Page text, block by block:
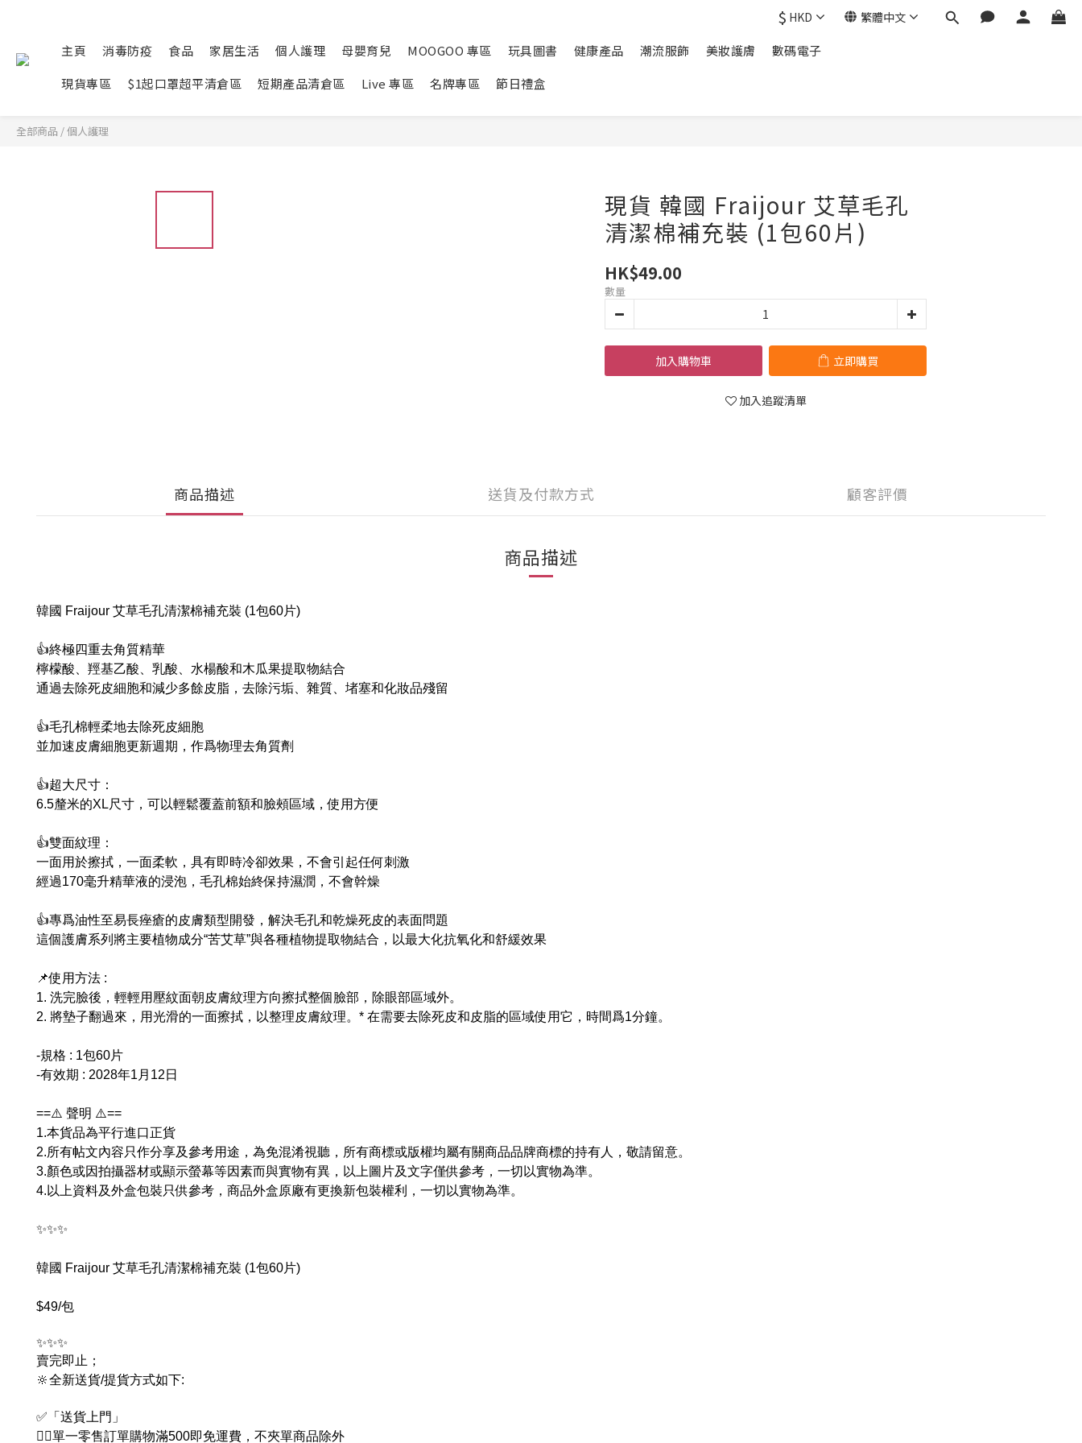
$ HKD 繁體中文
主頁 消毒防疫 食品 家居生活 個人護理 母嬰育兒 MOOGOO 專區 玩具圖書 健康產品 潮流服飾 美妝護膚
數碼電子
現貨專區
$1起口罩超平清倉區 短期產品清倉區 Live 專區 名牌專區 節日禮盒
全部商品 /個人護理
現貨 韓國 Fraijour 艾草毛孔
清潔棉補充裝 (1包60片)
HK$49.00
數量
加入購物車 立即購買
加入追蹤清單
商品描述 送貨及付款方式 顧客評價
商品描述
韓國 Fraijour 艾草毛孔清潔棉補充裝 (1包60片)
👍終極四重去角質精華
檸檬酸、羥基乙酸、乳酸、水楊酸和木瓜果提取物結合
通過去除死皮細胞和減少多餘皮脂，去除污垢、雜質、堵塞和化妝品殘留
👍毛孔棉輕柔地去除死皮細胞
並加速皮膚細胞更新週期，作爲物理去角質劑
👍超大尺寸：
6.5釐米的XL尺寸，可以輕鬆覆蓋前額和臉頰區域，使用方便
👍雙面紋理：
一面用於擦拭，一面柔軟，具有即時冷卻效果，不會引起任何刺激
經過170毫升精華液的浸泡，毛孔棉始終保持濕潤，不會幹燥
👍專爲油性至易長痤瘡的皮膚類型開發，解決毛孔和乾燥死皮的表面問題
這個護膚系列將主要植物成分“苦艾草”與各種植物提取物結合，以最大化抗氧化和舒緩效果
📌使用方法 :
1. 洗完臉後，輕輕用壓紋面朝皮膚紋理方向擦拭整個臉部，除眼部區域外。
2. 將墊子翻過來，用光滑的一面擦拭，以整理皮膚紋理。* 在需要去除死皮和皮脂的區域使用它，時間爲1分鐘。
-規格 : 1包60片
-有效期 : 2028年1月12日
==⚠️ 聲明 ⚠️==
1.本貨品為平行進口正貨
2.所有帖文內容只作分享及參考用途，為免混淆視聽，所有商標或版權均屬有關商品品牌商標的持有人，敬請留意。
3.顏色或因拍攝器材或顯示螢幕等因素而與實物有異，以上圖片及文字僅供參考，一切以實物為準。
4.以上資料及外盒包裝只供參考，商品外盒原廠有更換新包裝權利，一切以實物為準。
✨✨✨
韓國 Fraijour 艾草毛孔清潔棉補充裝 (1包60片)
$49/包
✨✨✨
賣完即止；
🔆全新送貨/提貨方式如下:
✅「送貨上門」
👉🏻單一零售訂單購物滿500即免運費，不夾單商品除外